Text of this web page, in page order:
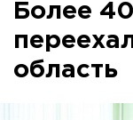
Более
область